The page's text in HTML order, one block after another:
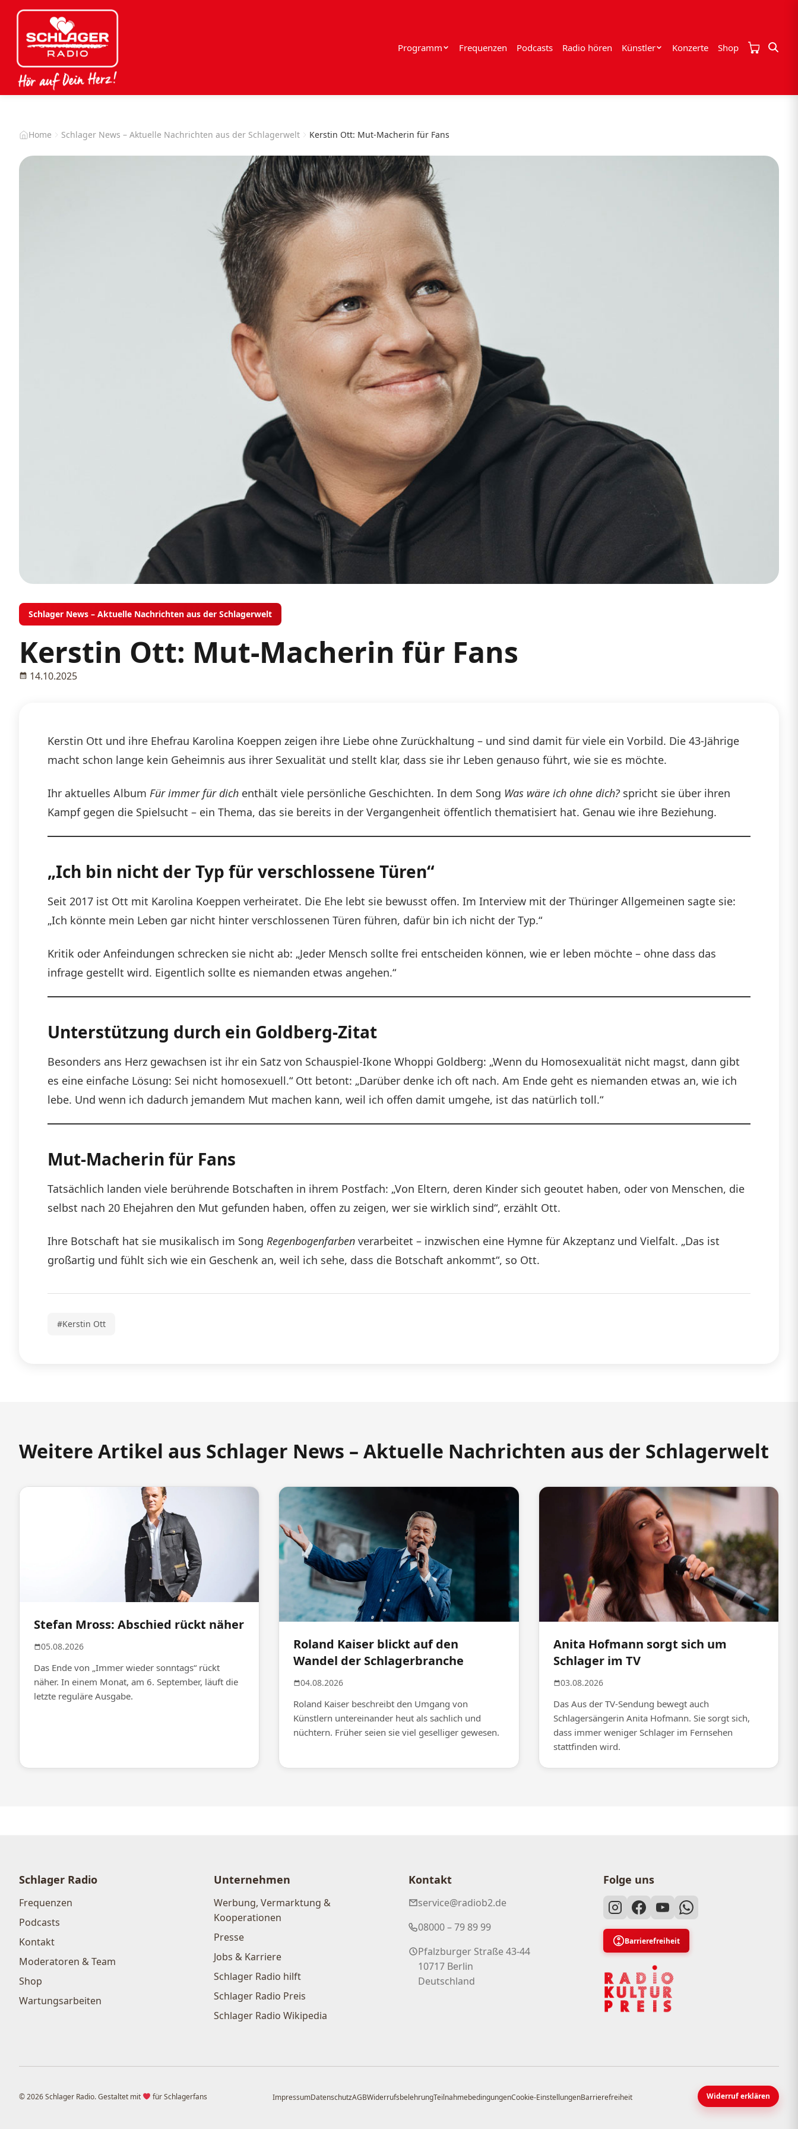
Programm Frequenzen Podcasts Radio hören Künstler Konzerte Shop
Home Schlager News – Aktuelle Nachrichten aus der Schlagerwelt Kerstin Ott: Mut-Macherin für Fans
Schlager News – Aktuelle Nachrichten aus der Schlagerwelt
Kerstin Ott: Mut-Macherin für Fans
14.10.2025
Kerstin Ott und ihre Ehefrau Karolina Koeppen zeigen ihre Liebe ohne Zurückhaltung – und sind damit für viele ein Vorbild. Die 43-Jährige
macht schon lange kein Geheimnis aus ihrer Sexualität und stellt klar, dass sie ihr Leben genauso führt, wie sie es möchte.
Ihr aktuelles Album Für immer für dich enthält viele persönliche Geschichten. In dem Song Was wäre ich ohne dich? spricht sie über ihren
Kampf gegen die Spielsucht – ein Thema, das sie bereits in der Vergangenheit öffentlich thematisiert hat. Genau wie ihre Beziehung.
„Ich bin nicht der Typ für verschlossene Türen“
Seit 2017 ist Ott mit Karolina Koeppen verheiratet. Die Ehe lebt sie bewusst offen. Im Interview mit der Thüringer Allgemeinen sagte sie:
„Ich könnte mein Leben gar nicht hinter verschlossenen Türen führen, dafür bin ich nicht der Typ.“
Kritik oder Anfeindungen schrecken sie nicht ab: „Jeder Mensch sollte frei entscheiden können, wie er leben möchte – ohne dass das
infrage gestellt wird. Eigentlich sollte es niemanden etwas angehen.“
Unterstützung durch ein Goldberg-Zitat
Besonders ans Herz gewachsen ist ihr ein Satz von Schauspiel-Ikone Whoppi Goldberg: „Wenn du Homosexualität nicht magst, dann gibt
es eine einfache Lösung: Sei nicht homosexuell.“ Ott betont: „Darüber denke ich oft nach. Am Ende geht es niemanden etwas an, wie ich
lebe. Und wenn ich dadurch jemandem Mut machen kann, weil ich offen damit umgehe, ist das natürlich toll.“
Mut-Macherin für Fans
Tatsächlich landen viele berührende Botschaften in ihrem Postfach: „Von Eltern, deren Kinder sich geoutet haben, oder von Menschen, die
selbst nach 20 Ehejahren den Mut gefunden haben, offen zu zeigen, wer sie wirklich sind“, erzählt Ott.
Ihre Botschaft hat sie musikalisch im Song Regenbogenfarben verarbeitet – inzwischen eine Hymne für Akzeptanz und Vielfalt. „Das ist
großartig und fühlt sich wie ein Geschenk an, weil ich sehe, dass die Botschaft ankommt“, so Ott.
#Kerstin Ott
Weitere Artikel aus Schlager News – Aktuelle Nachrichten aus der Schlagerwelt
Stefan Mross: Abschied rückt näher
05.08.2026
Das Ende von „Immer wieder sonntags“ rückt
näher. In einem Monat, am 6. September, läuft die
letzte reguläre Ausgabe.
Roland Kaiser blickt auf den
Wandel der Schlagerbranche
04.08.2026
Roland Kaiser beschreibt den Umgang von
Künstlern untereinander heut als sachlich und
nüchtern. Früher seien sie viel geselliger gewesen.
Anita Hofmann sorgt sich um
Schlager im TV
03.08.2026
Das Aus der TV-Sendung bewegt auch
Schlagersängerin Anita Hofmann. Sie sorgt sich,
dass immer weniger Schlager im Fernsehen
stattfinden wird.
Schlager Radio
Frequenzen
Podcasts
Kontakt
Moderatoren & Team
Shop
Wartungsarbeiten
Unternehmen
Werbung, Vermarktung &
Kooperationen
Presse
Jobs & Karriere
Schlager Radio hilft
Schlager Radio Preis
Schlager Radio Wikipedia
Kontakt
service@radiob2.de
08000 – 79 89 99
Pfalzburger Straße 43-44
10717 Berlin
Deutschland
Folge uns
Barrierefreiheit
© 2026 Schlager Radio. Gestaltet mit für Schlagerfans ImpressumDatenschutzAGBWiderrufsbelehrungTeilnahmebedingungenCookie-EinstellungenBarrierefreiheit Widerruf erklären